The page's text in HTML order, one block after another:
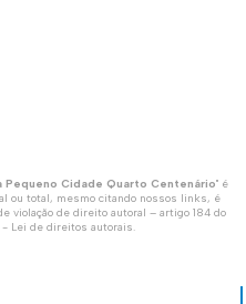
Pequeno Cidade Quarto Centenário" é
ou total, mesmo citando nossos links, é
violação de direito autoral – artigo 184 do
- Lei de direitos autorais.